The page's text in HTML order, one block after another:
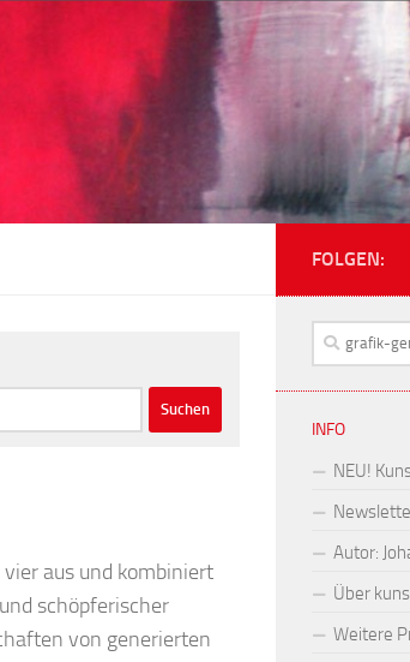
aus und kombiniert
schöpferischer
von generierten
FOLGEN:
Suchen
nach:
INFO
NEU!
Autor:
Über
Weitere